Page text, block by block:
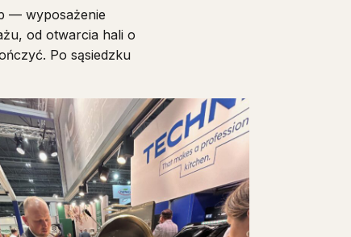
— wyposażenie
od otwarcia hali o
Po sąsiedzku